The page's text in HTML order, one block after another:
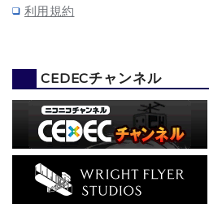
利用規約
CEDECチャンネル